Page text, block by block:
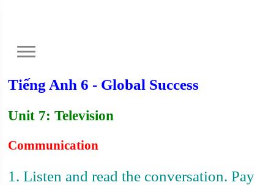
Tiếng Anh 6 - Global Success
Unit 7: Television
Communication
1. Listen and read the conversation. Pay